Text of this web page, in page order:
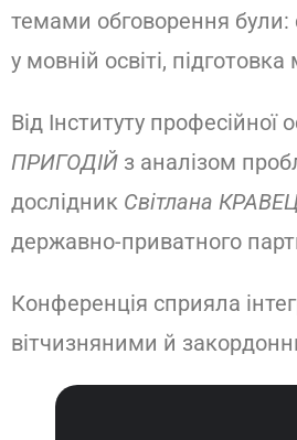
темами обговорення були:
у мовній освіті,
Від Інституту
ПРИГОДІЙ з аналізом
дослідник Світлана
державно-приватного
Конференція сприяла
вітчизняними й